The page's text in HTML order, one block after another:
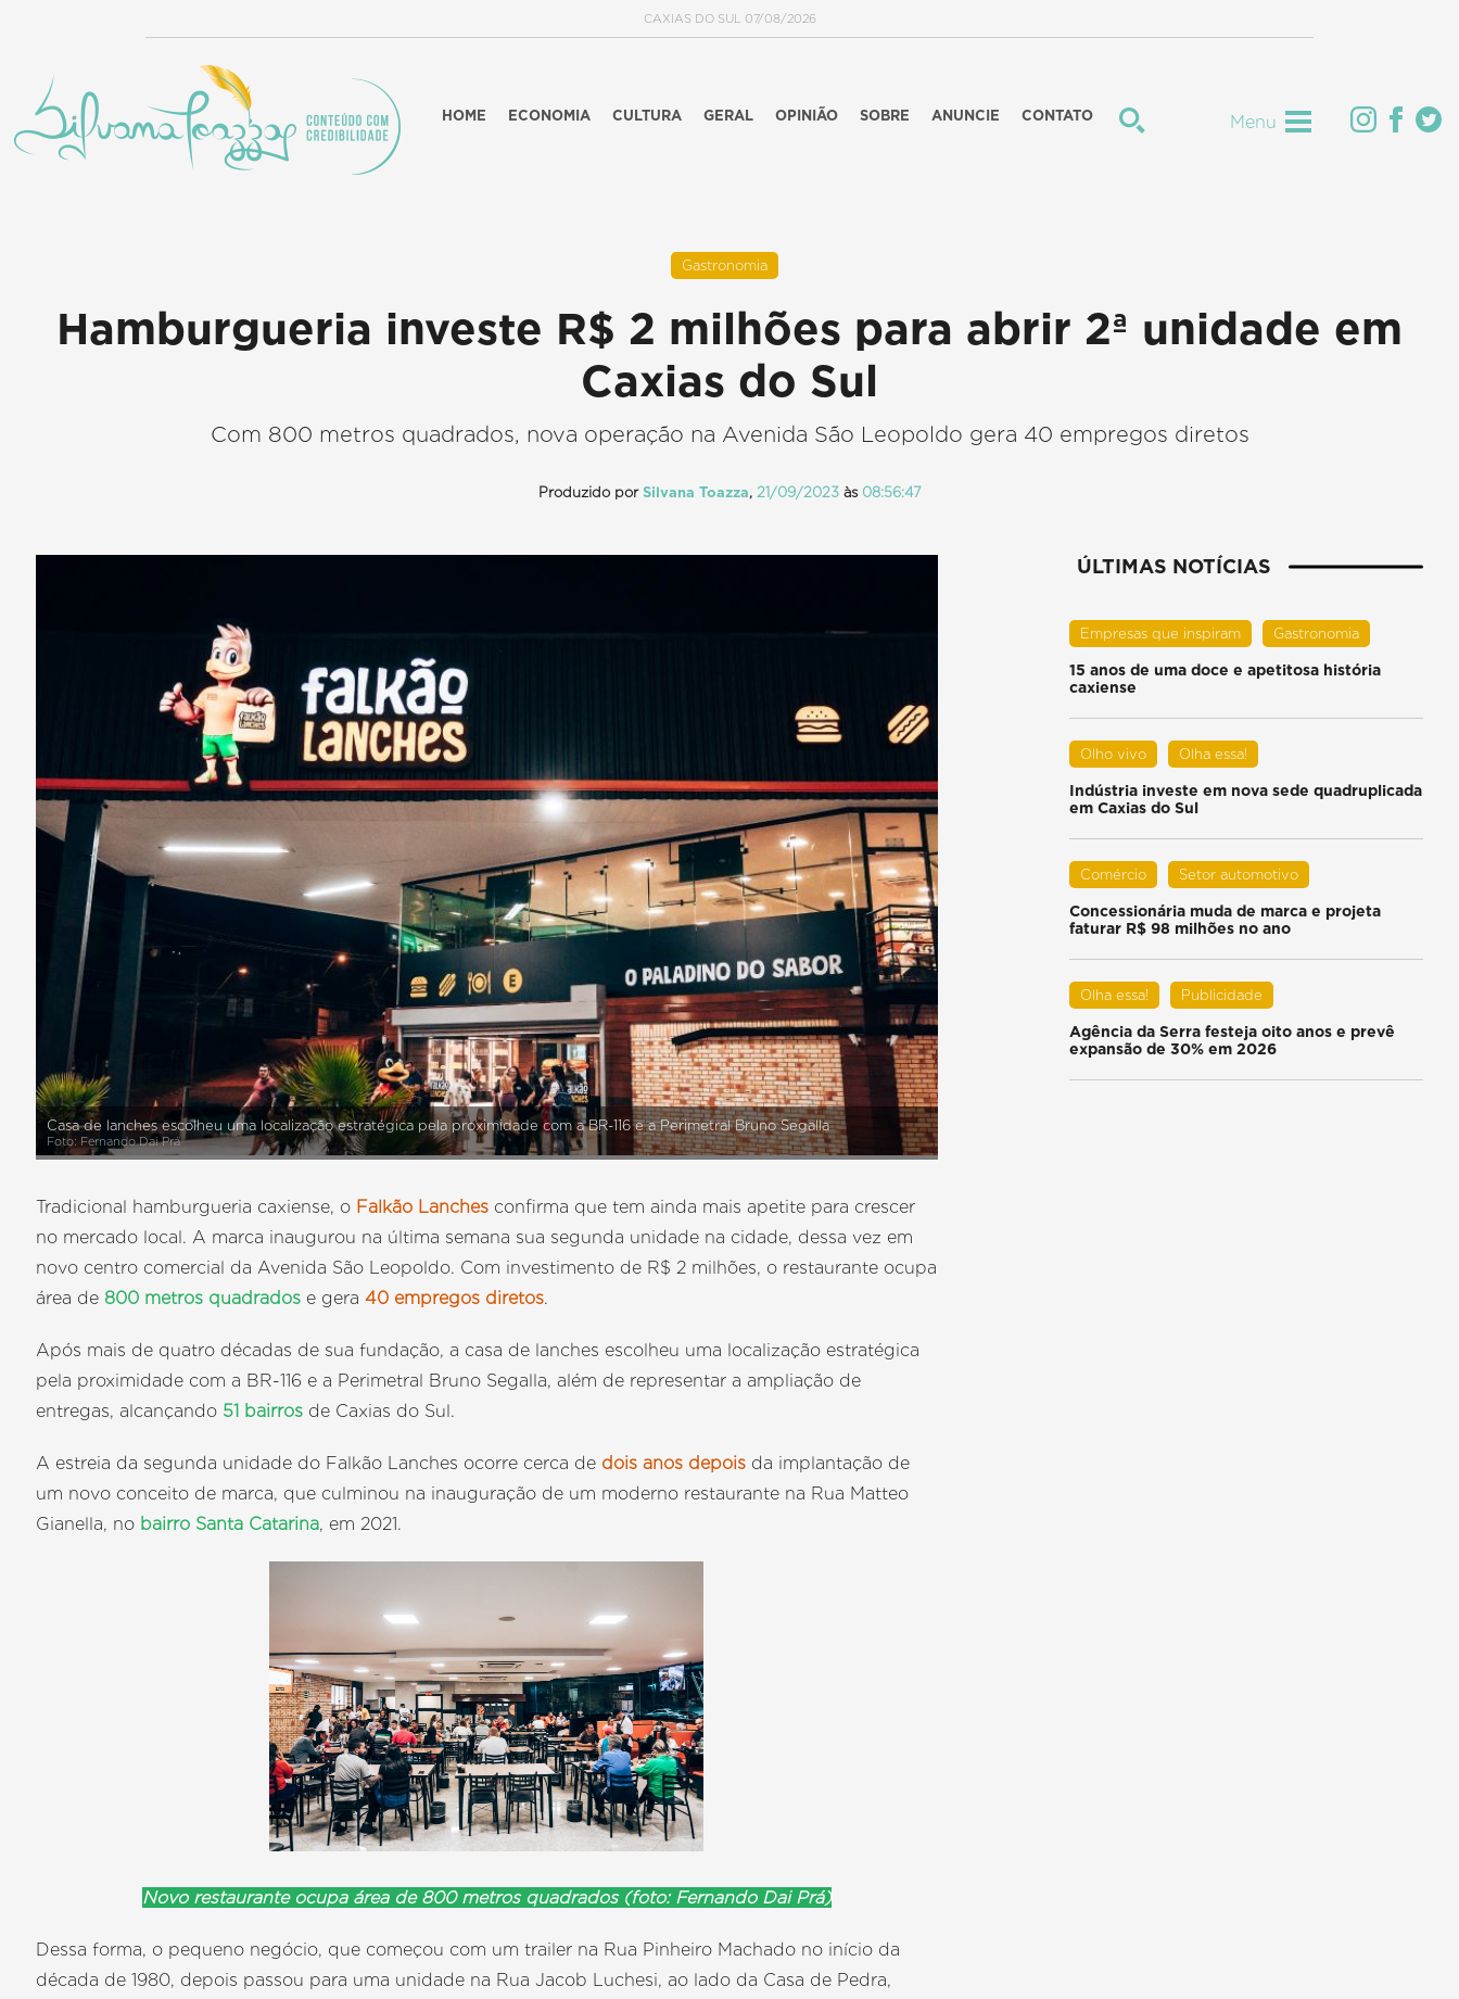
CAXIAS DO SUL 07/08/2026
HOME ECONOMIA CULTURA GERAL OPINIÃO SOBRE ANUNCIE CONTATO Menu
Gastronomia
Hamburgueria investe R$ 2 milhões para abrir 2ª unidade em
Caxias do Sul
Com 800 metros quadrados, nova operação na Avenida São Leopoldo gera 40 empregos diretos
Produzido por Silvana Toazza, 21/09/2023às 08:56:47
Casa de lanches escolheu uma localização estratégica pela proximidade com a BR-116 e a Perimetral Bruno Segalla
Foto: Fernando Dai Prá
Tradicional hamburgueria caxiense, o Falkão Lanches confirma que tem ainda mais apetite para crescer
no mercado local. A marca inaugurou na última semana sua segunda unidade na cidade, dessa vez em
novo centro comercial da Avenida São Leopoldo. Com investimento de R$ 2 milhões, o restaurante ocupa
área de 800 metros quadrados e gera 40 empregos diretos.
Após mais de quatro décadas de sua fundação, a casa de lanches escolheu uma localização estratégica
pela proximidade com a BR-116 e a Perimetral Bruno Segalla, além de representar a ampliação de
entregas, alcançando 51 bairros de Caxias do Sul.
A estreia da segunda unidade do Falkão Lanches ocorre cerca de dois anos depois da implantação de
um novo conceito de marca, que culminou na inauguração de um moderno restaurante na Rua Matteo
Gianella, no bairro Santa Catarina, em 2021.
Novo restaurante ocupa área de 800 metros quadrados (foto: Fernando Dai Prá)
Dessa forma, o pequeno negócio, que começou com um trailer na Rua Pinheiro Machado no início da
década de 1980, depois passou para uma unidade na Rua Jacob Luchesi, ao lado da Casa de Pedra,
ÚLTIMAS NOTÍCIAS
Empresas que inspiram Gastronomia
15 anos de uma doce e apetitosa história
caxiense
Olho vivo Olha essa!
Indústria investe em nova sede quadruplicada
em Caxias do Sul
Comércio Setor automotivo
Concessionária muda de marca e projeta
faturar R$ 98 milhões no ano
Olha essa! Publicidade
Agência da Serra festeja oito anos e prevê
expansão de 30% em 2026